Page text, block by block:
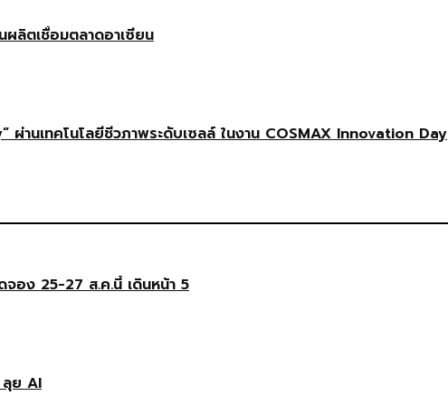
ลิตเชื่อมตลาดอาเซียน
านเทคโนโลยีชีวภาพระดับเซลล์ ในงาน COSMAX Innovation Day
อง 25-27 ส.ค.นี้ เดินหน้า 5
ย AI